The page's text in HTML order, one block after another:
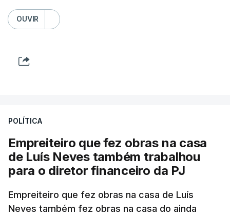
OUVIR
POLÍTICA
Empreiteiro que fez obras na casa
de Luís Neves também trabalhou
para o diretor financeiro da PJ
Empreiteiro que fez obras na casa de Luís
Neves também fez obras na casa do ainda